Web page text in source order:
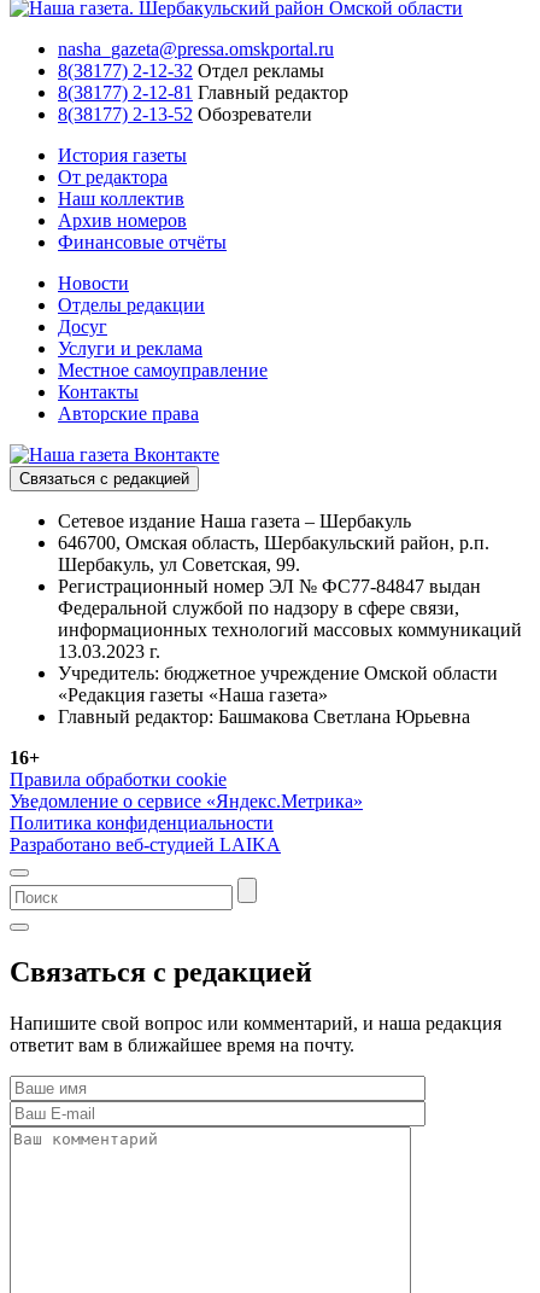
nasha_gazeta@pressa.omskportal.ru
8(38177) 2-12-32 Отдел рекламы
8(38177) 2-12-81 Главный редактор
8(38177) 2-13-52 Обозреватели
История газеты
От редактора
Наш коллектив
Архив номеров
Финансовые отчёты
Новости
Отделы редакции
Досуг
Услуги и реклама
Местное самоуправление
Контакты
Авторские права
Связаться с редакцией
Сетевое издание Наша газета – Шербакуль
646700, Омская область, Шербакульский район, р.п.
Шербакуль, ул Советская, 99.
Регистрационный номер ЭЛ № ФС77-84847 выдан
Федеральной службой по надзору в сфере связи,
информационных технологий массовых коммуникаций
13.03.2023 г.
Учредитель: бюджетное учреждение Омской области
«Редакция газеты «Наша газета»
Главный редактор: Башмакова Светлана Юрьевна
16+
Правила обработки cookie
Уведомление о сервисе «Яндекс.Метрика»
Политика конфиденциальности
Разработано веб-студией LAIKA
Связаться с редакцией
Напишите свой вопрос или комментарий, и наша редакция
ответит вам в ближайшее время на почту.